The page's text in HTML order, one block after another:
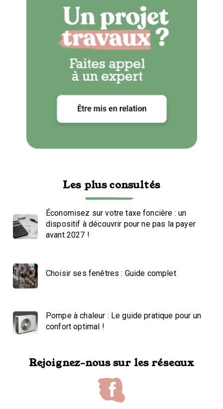
Les plus consultés
Économisez sur votre taxe foncière : un
dispositif à découvrir pour ne pas la payer
avant 2027 !
Choisir ses fenêtres : Guide complet
Pompe à chaleur : Le guide pratique pour un
confort optimal !
Rejoignez-nous sur les réseaux